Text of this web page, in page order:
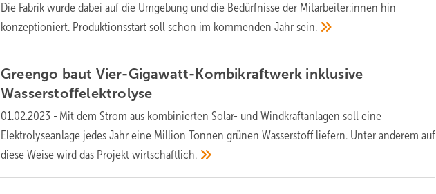
Die Fabrik wurde dabei auf die Umgebung und die Bedürfnisse der Mitarbeiter:innen hin
konzeptioniert. Produktionsstart soll schon im kommenden Jahrsein.
Greengo baut Vier-Gigawatt-Kombikraftwerk inklusive
Wasserstoffelektrolyse
01.02.2023 - Mit dem Strom aus kombinierten Solar- und Windkraftanlagen soll eine
Elektrolyseanlage jedes Jahr eine Million Tonnen grünen Wasserstoff liefern. Unter anderem auf
diese Weise wird das Projektwirtschaftlich.